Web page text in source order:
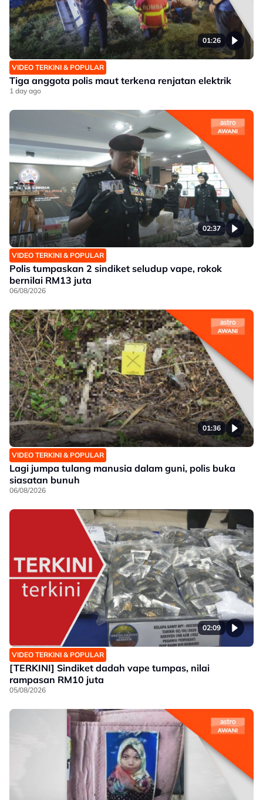
01:26
VIDEO TERKINI & POPULAR
Tiga anggota polis maut terkena renjatan elektrik
1 day ago
02:37
VIDEO TERKINI & POPULAR
Polis tumpaskan 2 sindiket seludup vape, rokok
bernilai RM13 juta
06/08/2026
01:36
VIDEO TERKINI & POPULAR
Lagi jumpa tulang manusia dalam guni, polis buka
siasatan bunuh
06/08/2026
02:09
VIDEO TERKINI & POPULAR
[TERKINI] Sindiket dadah vape tumpas, nilai
rampasan RM10 juta
05/08/2026